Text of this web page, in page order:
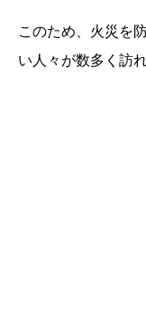
このため、火災を
い人々が数多く訪